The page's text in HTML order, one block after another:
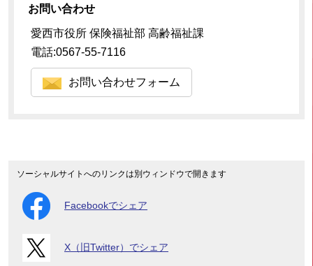
お問い合わせ
愛西市役所 保険福祉部 高齢福祉課
電話:0567-55-7116
お問い合わせフォーム
ソーシャルサイトへのリンクは別ウィンドウで開きます
Facebookでシェア
X（旧Twitter）でシェア